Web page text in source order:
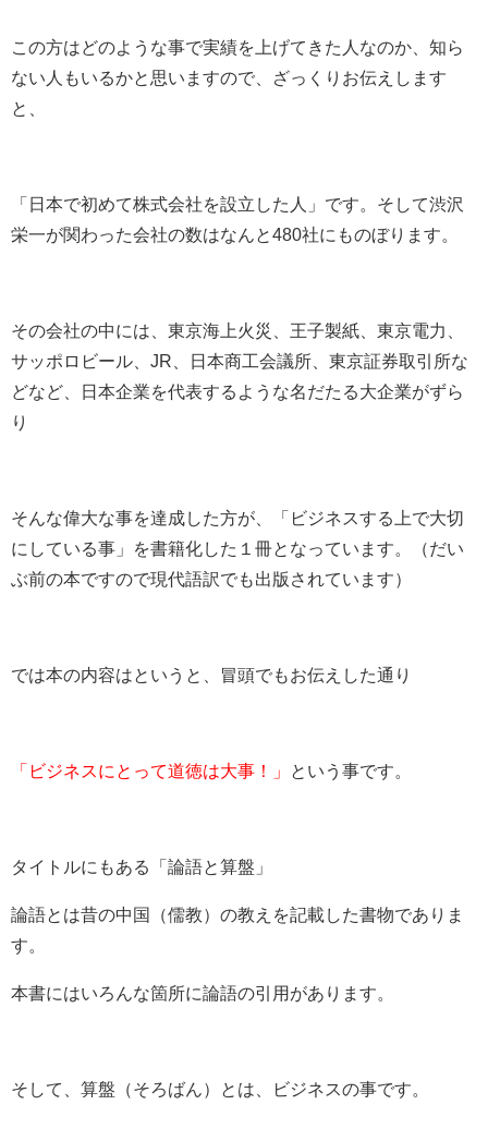
この方はどのような事で実績を上げてきた人なのか、知ら
ない人もいるかと思いますので、ざっくりお伝えします
と、
「日本で初めて株式会社を設立した人」です。そして渋沢
栄一が関わった会社の数はなんと480社にものぼります。
その会社の中には、東京海上火災、王子製紙、東京電力、
サッポロビール、JR、日本商工会議所、東京証券取引所な
どなど、日本企業を代表するような名だたる大企業がずら
り
そんな偉大な事を達成した方が、「ビジネスする上で大切
にしている事」を書籍化した１冊となっています。（だい
ぶ前の本ですので現代語訳でも出版されています）
では本の内容はというと、冒頭でもお伝えした通り
「ビジネスにとって道徳は大事！」 という事です。
タイトルにもある「論語と算盤」
論語とは昔の中国（儒教）の教えを記載した書物でありま
す。
本書にはいろんな箇所に論語の引用があります。
そして、算盤（そろばん）とは、ビジネスの事です。